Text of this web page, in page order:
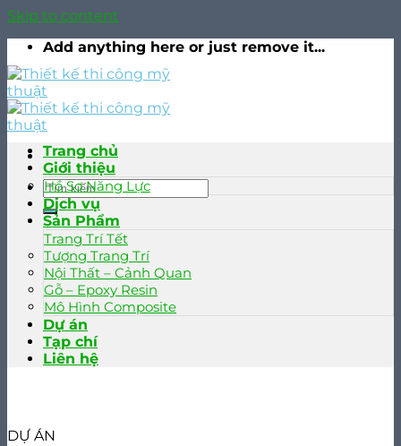
Skip to content
Add anything here or just remove it...
Trang chủ
Giới thiệu
Hồ Sơ Năng Lực
Dịch vụ
Sản Phẩm
Trang Trí Tết
Tượng Trang Trí
Nội Thất – Cảnh Quan
Gỗ – Epoxy Resin
Mô Hình Composite
Dự án
Tạp chí
Liên hệ
DỰ ÁN